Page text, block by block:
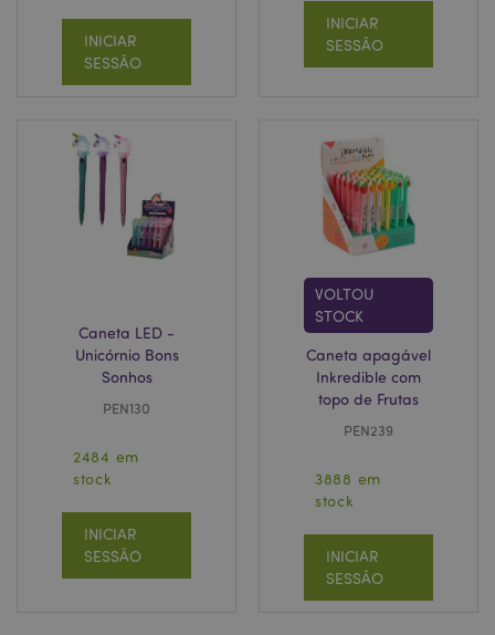
INICIAR
SESSÃO
INICIAR
SESSÃO
Caneta LED -
Unicórnio Bons
Sonhos
PEN130
2484 em
stock
INICIAR
SESSÃO
VOLTOU
STOCK
Caneta apagável
Inkredible com
topo de Frutas
PEN239
3888 em
stock
INICIAR
SESSÃO